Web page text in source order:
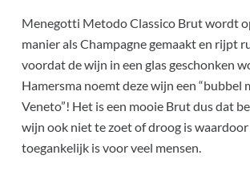
Menegotti Metodo Classico Brut wordt
manier als Champagne gemaakt en rijpt
voordat de wijn in een glas geschonken
Hamersma noemt deze wijn een “bubbel
Veneto”! Het is een mooie Brut dus dat
wijn ook niet te zoet of droog is
toegankelijk is voor veel mensen.